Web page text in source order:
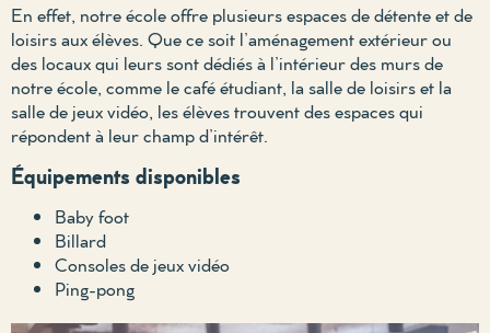
En effet, notre école offre plusieurs espaces de détente et de
loisirs aux élèves. Que ce soit l’aménagement extérieur ou
des locaux qui leurs sont dédiés à l’intérieur des murs de
notre école, comme le café étudiant, la salle de loisirs et la
salle de jeux vidéo, les élèves trouvent des espaces qui
répondent à leur champ d’intérêt.
Équipements disponibles
Baby foot
Billard
Consoles de jeux vidéo
Ping-pong